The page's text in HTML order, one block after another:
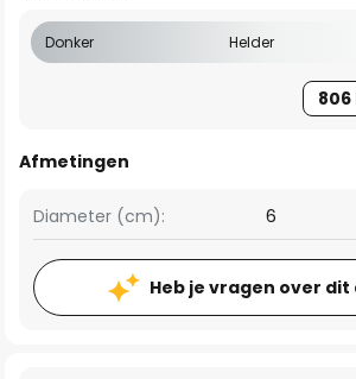
Donker Helder
Afmetingen
Diameter (cm): 6
Heb je vragen over